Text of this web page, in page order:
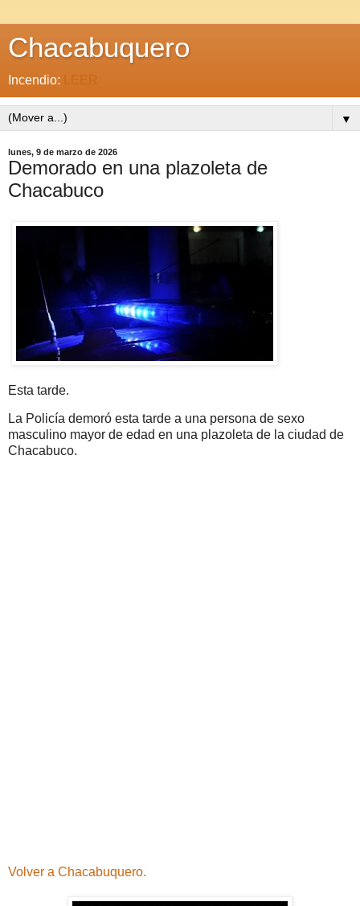
Chacabuquero
Incendio: LEER
▼
lunes, 9 de marzo de 2026
Demorado en una plazoleta de
Chacabuco
Esta tarde.
La Policía demoró esta tarde a una persona de sexo
masculino mayor de edad en una plazoleta de la ciudad de
Chacabuco.
Volver a Chacabuquero.